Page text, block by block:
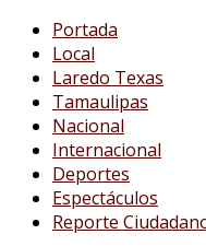
Portada
Local
Laredo Texas
Tamaulipas
Nacional
Internacional
Deportes
Espectáculos
Reporte